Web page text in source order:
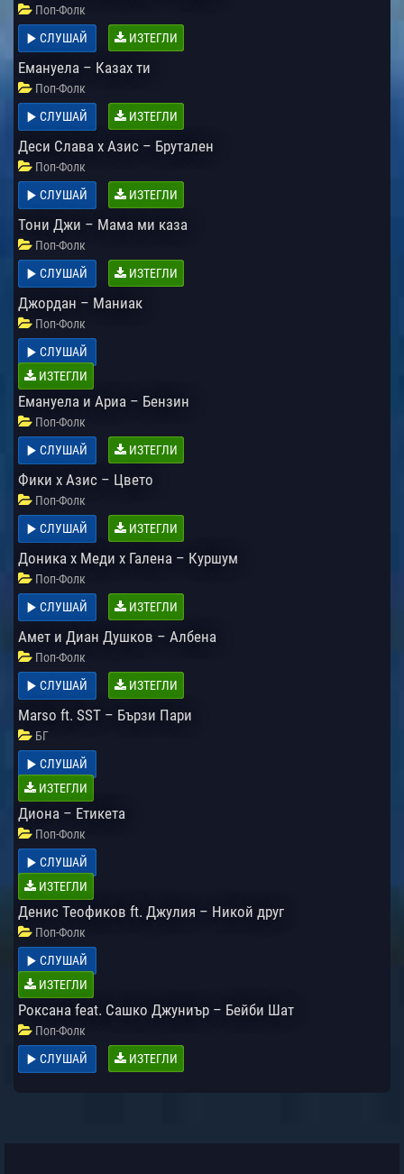
Поп-Фолк
СЛУШАЙ
ИЗТЕГЛИ
Емануела – Казах ти
Поп-Фолк
СЛУШАЙ
ИЗТЕГЛИ
Деси Слава x Азис – Брутален
Поп-Фолк
СЛУШАЙ
ИЗТЕГЛИ
Тони Джи – Мама ми каза
Поп-Фолк
СЛУШАЙ
ИЗТЕГЛИ
Джордан – Маниак
Поп-Фолк
СЛУШАЙ
ИЗТЕГЛИ
Емануела и Ариа – Бензин
Поп-Фолк
СЛУШАЙ
ИЗТЕГЛИ
Фики x Азис – Цвето
Поп-Фолк
СЛУШАЙ
ИЗТЕГЛИ
Доника x Меди x Галена – Куршум
Поп-Фолк
СЛУШАЙ
ИЗТЕГЛИ
Амет и Диан Душков – Албена
Поп-Фолк
СЛУШАЙ
ИЗТЕГЛИ
Marso ft. SST – Бързи Пари
БГ
СЛУШАЙ
ИЗТЕГЛИ
Диона – Етикета
Поп-Фолк
СЛУШАЙ
ИЗТЕГЛИ
Денис Теофиков ft. Джулия – Никой друг
Поп-Фолк
СЛУШАЙ
ИЗТЕГЛИ
Роксана feat. Сашко Джуниър – Бейби Шат
Поп-Фолк
СЛУШАЙ
ИЗТЕГЛИ